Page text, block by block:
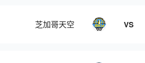
芝加哥天空 VS